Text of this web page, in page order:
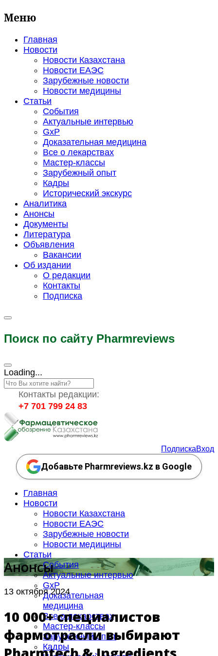
Меню
Главная
Новости
Новости Казахстана
Новости ЕАЭС
Зарубежные новости
Новости медицины
Статьи
События
Актуальные интервью
GxP
Доказательная медицина
Все о лекарствах
Мастер-классы
Зарубежный опыт
Кадры
Исторический экскурс
Аналитика
Анонсы
Документы
Литература
Объявления
Вакансии
Об издании
О редакции
Контакты
Подписка
Поиск по сайту Pharmreviews
Loading...
Контакты редакции:
+7 701 799 24 83
ПодпискаВход
Добавьте Pharmreviews.kz в Google
Главная
Новости
Новости Казахстана
Новости ЕАЭС
Зарубежные новости
Новости медицины
Статьи
События
Актуальные интервью
GxP
Доказательная
медицина
Все о лекарствах
Мастер-классы
Зарубежный опыт
Кадры
Анонсы
13 октября 2024
10 000+ специалистов
фармотрасли выбирают